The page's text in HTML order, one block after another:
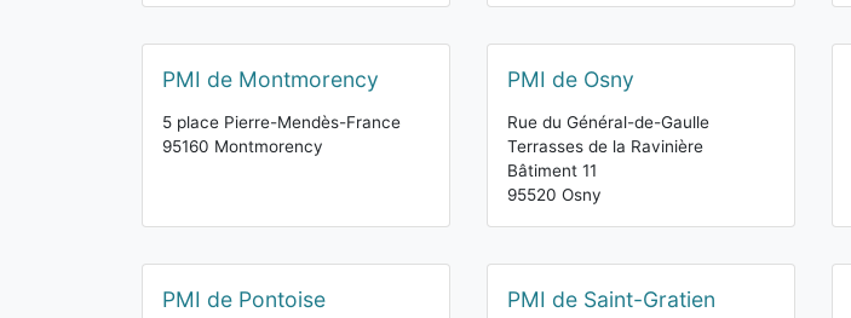
PMI de Montmorency
5 place Pierre-Mendès-France
95160 Montmorency
PMI de Osny
Rue du Général-de-Gaulle
Terrasses de la Ravinière
Bâtiment 11
95520 Osny
PMI de Pontoise PMI de Saint-Gratien